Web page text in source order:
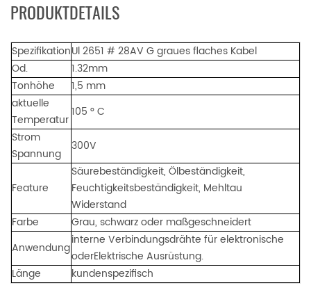
PRODUKTDETAILS
SpezifikationUl 2651 # 28AV G graues flaches Kabel
Od.
1.32mm
Tonhöhe
1,5 mm
aktuelle
Temperatur
105 ° C
Strom
Spannung
300V
Feature
Säurebeständigkeit, Ölbeständigkeit,
Feuchtigkeitsbeständigkeit, Mehltau
Widerstand
Farbe
Grau, schwarz oder maßgeschneidert
Anwendung
interne Verbindungsdrähte für elektronische
oderElektrische Ausrüstung.
Länge
kundenspezifisch